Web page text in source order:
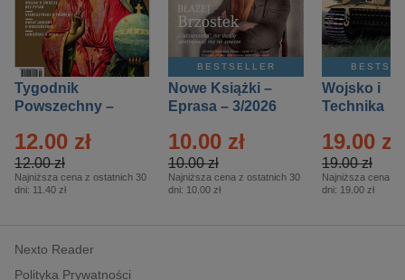
Tygodnik
Powszechny –
12.00 zł
12.00 zł
Najniższa cena z ostatnich 30
dni: 11.40 zł
BESTSELLER
Nowe Książki –
Eprasa – 3/2026
10.00 zł
10.00 zł
Najniższa cena z ostatnich 30
dni: 10.00 zł
Wojsko i
Technika
– 2/2026
19.00 zł
19.00 zł
Najniższa cena z
dni: 19.00 zł
Nexto Reader
Polityka Prywatności